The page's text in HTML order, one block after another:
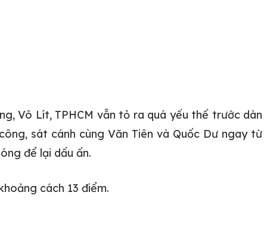
Vô Lít, TPHCM vẫn tỏ ra quá yếu thế trước dàn
sát cánh cùng Văn Tiên và Quốc Dư ngay từ
để lại dấu ấn.
cách 13 điểm.